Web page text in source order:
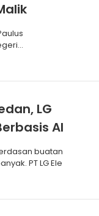
LG
AI
buatan
PT LG Ele